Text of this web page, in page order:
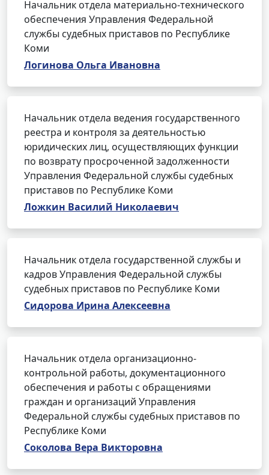
Начальник отдела материально-технического
обеспечения Управления Федеральной
службы судебных приставов по Республике
Коми
Логинова Ольга Ивановна
Начальник отдела ведения государственного
реестра и контроля за деятельностью
юридических лиц, осуществляющих функции
по возврату просроченной задолженности
Управления Федеральной службы судебных
приставов по Республике Коми
Ложкин Василий Николаевич
Начальник отдела государственной службы и
кадров Управления Федеральной службы
судебных приставов по Республике Коми
Сидорова Ирина Алексеевна
Начальник отдела организационно-
контрольной работы, документационного
обеспечения и работы с обращениями
граждан и организаций Управления
Федеральной службы судебных приставов по
Республике Коми
Соколова Вера Викторовна